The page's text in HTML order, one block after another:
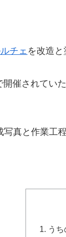
チェ を改造と
開催されてい
写真と作業工
う